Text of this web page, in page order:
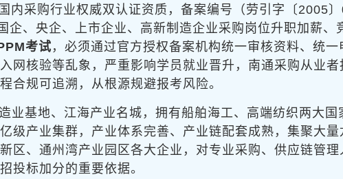
内采购行业权威双认证资质，备案编号（劳引字〔2005
企、央企、上市企业、高新制造企业采购岗位升职加薪、
考试，必须通过官方授权备案机构统一审核资料、统
网核验等乱象，严重影响学员就业晋升，南通采购从业
合规可追溯，从根源规避报考风险。
业基地、江海产业名城，拥有船舶海工、高端纺织两大
级产业集群，产业体系完善、产业链配套成熟，集聚大
区、通州湾产业园区各大企业，对专业采购、供应链管
投标加分的重要依据。